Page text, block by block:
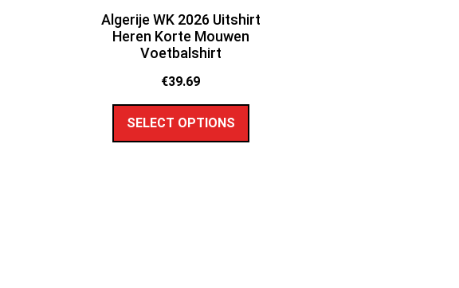
Algerije WK 2026 Uitshirt
Heren Korte Mouwen
Voetbalshirt
€39.69
SELECT OPTIONS